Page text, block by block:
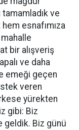
tamamladık ve
esnafımıza
bir alışveriş
ve daha
emeği geçen
veren
yürekten
gibi: Biz
geldik. Biz günü